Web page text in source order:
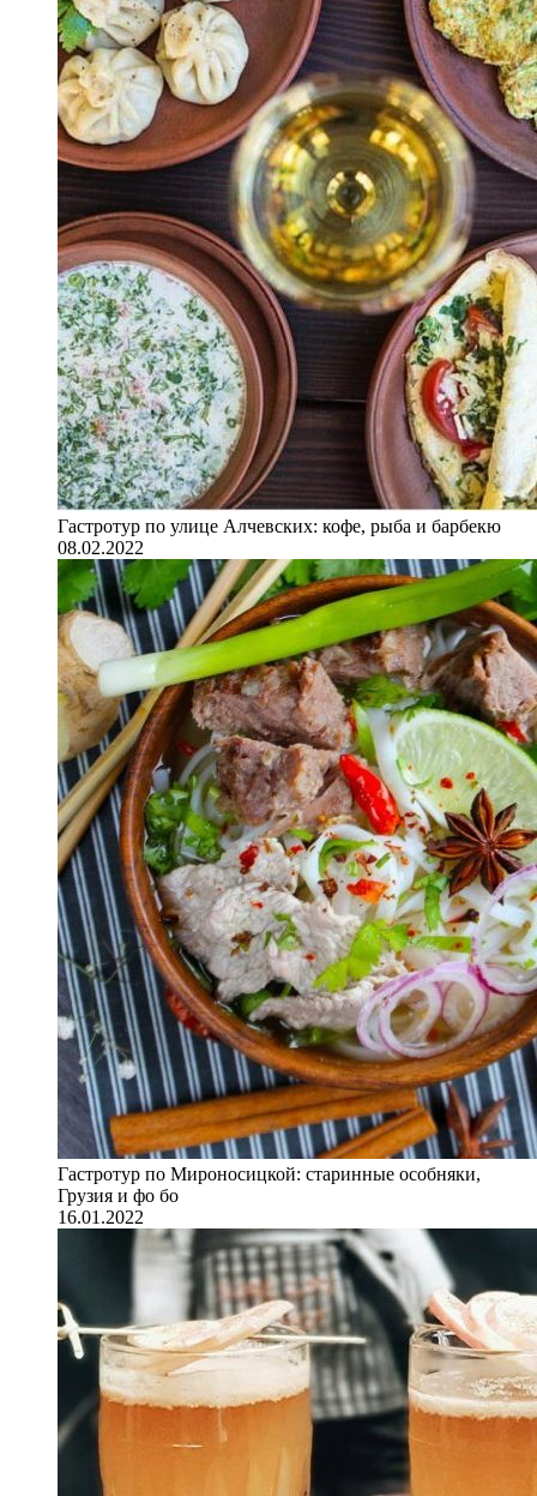
Гастротур по улице Алчевских: кофе, рыба и барбекю
08.02.2022
Гастротур по Мироносицкой: старинные особняки,
Грузия и фо бо
16.01.2022